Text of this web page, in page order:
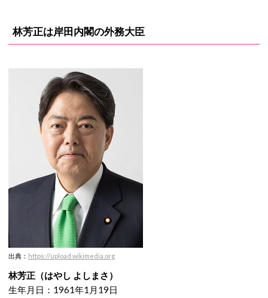
林芳正は岸田内閣の外務大臣
出典： https://upload.wikimedia.org
林芳正（はやし よしまさ）
生年月日：1961年1月19日